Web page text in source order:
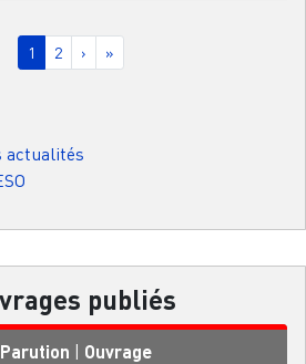
Page courante
1 Page
2 Page suivante
› Dernière page
»
actualités
publiés
Parution | Ouvrage